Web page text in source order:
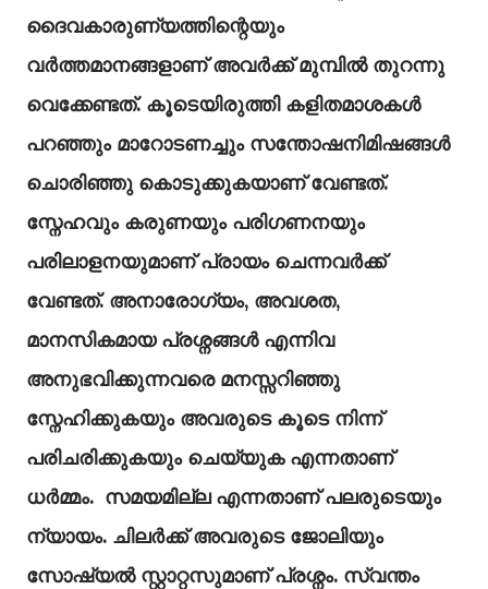
ദൈവകാരുണ്യത്തിന്റെയും
വർത്തമാനങ്ങളാണ് അവർക്ക് മുമ്പിൽ തുറന്നു
വെക്കേണ്ടത്. കൂടെയിരുത്തി കളിതമാശകൾ
പറഞ്ഞും മാറോടണച്ചും സന്തോഷനിമിഷങ്ങൾ
ചൊരിഞ്ഞു കൊടുക്കുകയാണ് വേണ്ടത്.
സ്നേഹവും കരുണയും പരിഗണനയും
പരിലാളനയുമാണ് പ്രായം ചെന്നവർക്ക്
വേണ്ടത്. അനാരോഗ്യം, അവശത,
മാനസികമായ പ്രശ്നങ്ങൾ എന്നിവ
അനുഭവിക്കുന്നവരെ മനസ്സറിഞ്ഞു
സ്നേഹിക്കുകയും അവരുടെ കൂടെ നിന്ന്
പരിചരിക്കുകയും ചെയ്യുക എന്നതാണ്
ധർമ്മം. സമയമില്ല എന്നതാണ് പലരുടെയും
ന്യായം. ചിലർക്ക് അവരുടെ ജോലിയും
സോഷ്യൽ സ്റ്റാറ്റസുമാണ് പ്രശ്നം. സ്വന്തം